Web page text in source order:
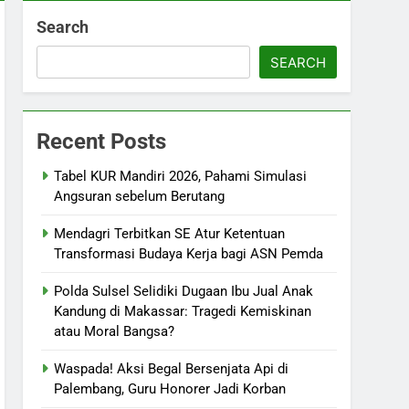
Search
SEARCH
Recent Posts
Tabel KUR Mandiri 2026, Pahami Simulasi
Angsuran sebelum Berutang
Mendagri Terbitkan SE Atur Ketentuan
Transformasi Budaya Kerja bagi ASN Pemda
Polda Sulsel Selidiki Dugaan Ibu Jual Anak
Kandung di Makassar: Tragedi Kemiskinan
atau Moral Bangsa?
Waspada! Aksi Begal Bersenjata Api di
Palembang, Guru Honorer Jadi Korban